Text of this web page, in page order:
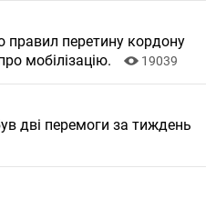
правил перетину кордону
мобілізацію.
19039
дві перемоги за тиждень